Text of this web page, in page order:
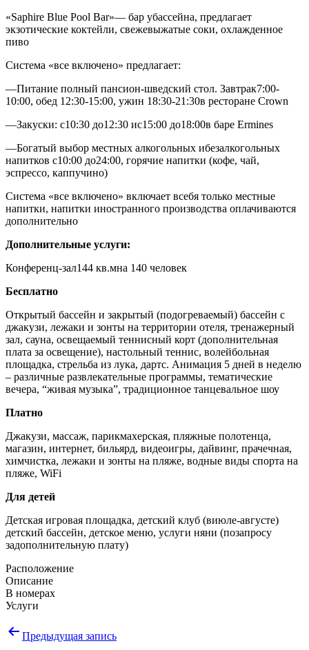
«Saphire Blue Pool Bar»— бар убассейна, предлагает
экзотические коктейли, свежевыжатые соки, охлажденное
пиво
Система «все включено» предлагает:
—Питание полный пансион-шведский стол. Завтрак7:00-
10:00, обед 12:30-15:00, ужин 18:30-21:30в ресторане Crown
—Закуски: с10:30 до12:30 ис15:00 до18:00в баре Ermines
—Богатый выбор местных алкогольных ибезалкогольных
напитков с10:00 до24:00, горячие напитки (кофе, чай,
эспрессо, каппучино)
Система «все включено» включает всебя только местные
напитки, напитки иностранного производства оплачиваются
дополнительно
Дополнительные услуги:
Конференц-зал144 кв.мна 140 человек
Бесплатно
Открытый бассейн и закрытый (подогреваемый) бассейн с
джакузи, лежаки и зонты на территории отеля, тренажерный
зал, сауна, освещаемый теннисный корт (дополнительная
плата за освещение), настольный теннис, волейбольная
площадка, стрельба из лука, дартс. Анимация 5 дней в неделю
– различные развлекательные программы, тематические
вечера, “живая музыка”, традиционное танцевальное шоу
Платно
Джакузи, массаж, парикмахерская, пляжные полотенца,
магазин, интернет, бильярд, видеоигры, дайвинг, прачечная,
химчистка, лежаки и зонты на пляже, водные виды спорта на
пляже, WiFi
Для детей
Детская игровая площадка, детский клуб (виюле-августе)
детский бассейн, детское меню, услуги няни (позапросу
задополнительную плату)
Расположение
Описание
В номерах
Услуги
Навигация
Предыдущая запись